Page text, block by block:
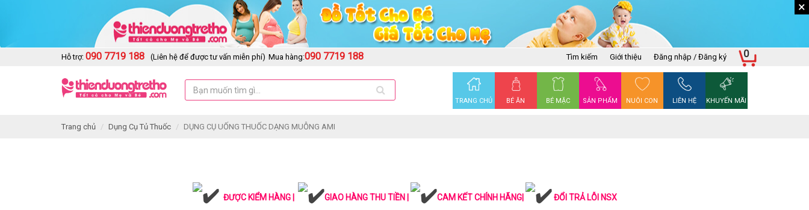
×
Hỗ trợ: 090 7719 188 (Liên hệ để được tư vấn miễn phí) Mua hàng:090 7719 188 Tìm kiếm Giới thiệu Đăng nhập / Đăng ký
TRANG CHỦ BÉ ĂN BÉ MẶC SẢN PHẨM NUÔI CON LIÊN HỆ KHUYẾN MÃI
0
Trang chủ Dụng Cụ Tủ Thuốc DỤNG CỤ UỐNG THUỐC DẠNG MUỖNG AMI
ĐƯỢC KIỂM HÀNG | GIAO HÀNG THU TIỀN | CAM KẾT CHÍNH HÃNG| ĐỔI TRẢ LỖI NSX